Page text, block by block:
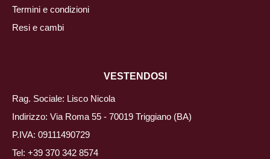
Termini e condizioni
Resi e cambi
VESTENDOSI
Rag. Sociale: Lisco Nicola
Indirizzo: Via Roma 55 - 70019 Triggiano (BA)
P.IVA: 09111490729
Tel: +39 370 342 8574